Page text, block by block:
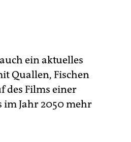
ein aktuelles
Quallen, Fischen
des Films einer
Jahr 2050 mehr